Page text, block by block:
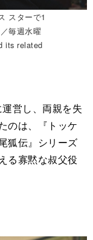
スターで1
毎週水曜
its related
営し、両親を失
のは、『トッケ
狐伝』シリーズ
る寡黙な叔父役